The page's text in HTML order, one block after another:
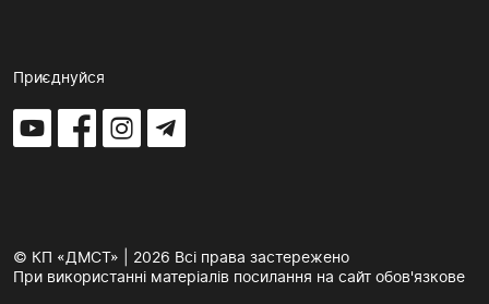
Приєднуйся
© КП «ДМСТ» | 2026 Всі права застережено
При використанні матеріалів посилання на сайт обов'язкове